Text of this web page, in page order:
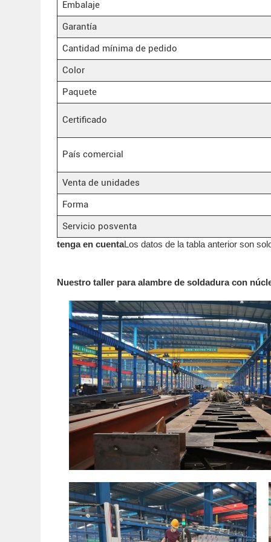
Embalaje
Garantía
Cantidad mínima de pedido
Color
Paquete
Certificado
País comercial
Venta de unidades
Forma
Servicio posventa
tenga en cuentaLos datos de la tabla anterior son
Nuestro taller para alambre de soldadura con